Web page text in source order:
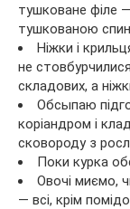
тушковане філе
тушкованою
Ніжки і
не
складових, а
Обсыпаю
коріандром і
сковороду з
Поки курка
Овочі миємо,
— всі, крім